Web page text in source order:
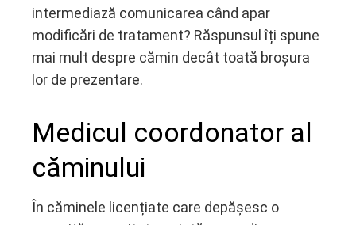
intermediază comunicarea când apar
modificări de tratament? Răspunsul îți spune
mai mult despre cămin decât toată broșura
lor de prezentare.
Medicul coordonator al
căminului
În căminele licențiate care depășesc o